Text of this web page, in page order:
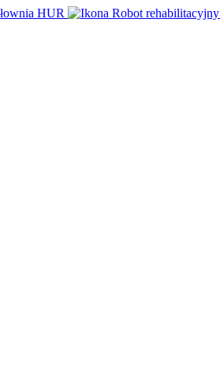
HUR Robot rehabilitacyjny